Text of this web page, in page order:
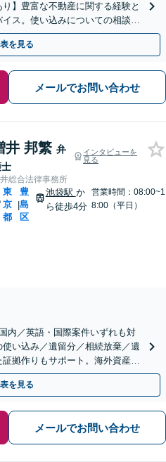
】豊富な不動産に関する経験と
ス。使い込みについての相談も
応可
を見る
メールでお問い合わせ
井 邦繁 弁
インタビューを
見る
総合法律事務所
東
京
都
|
豊
島
区
池袋駅 か
ら徒歩4分
営業時間：08:00~1
8:00（平日）
内／英語・国際案件いずれも対
い込み／遺留分／相続放棄／遺
拠作りもサポート。海外資産や
留学経験あり】
を見る
メールでお問い合わせ